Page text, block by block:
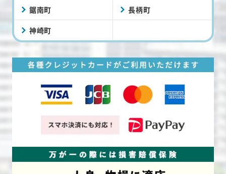
鋸南町 長柄町
神崎町